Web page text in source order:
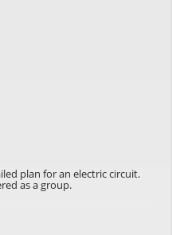
plan for an electric circuit.
as a group.